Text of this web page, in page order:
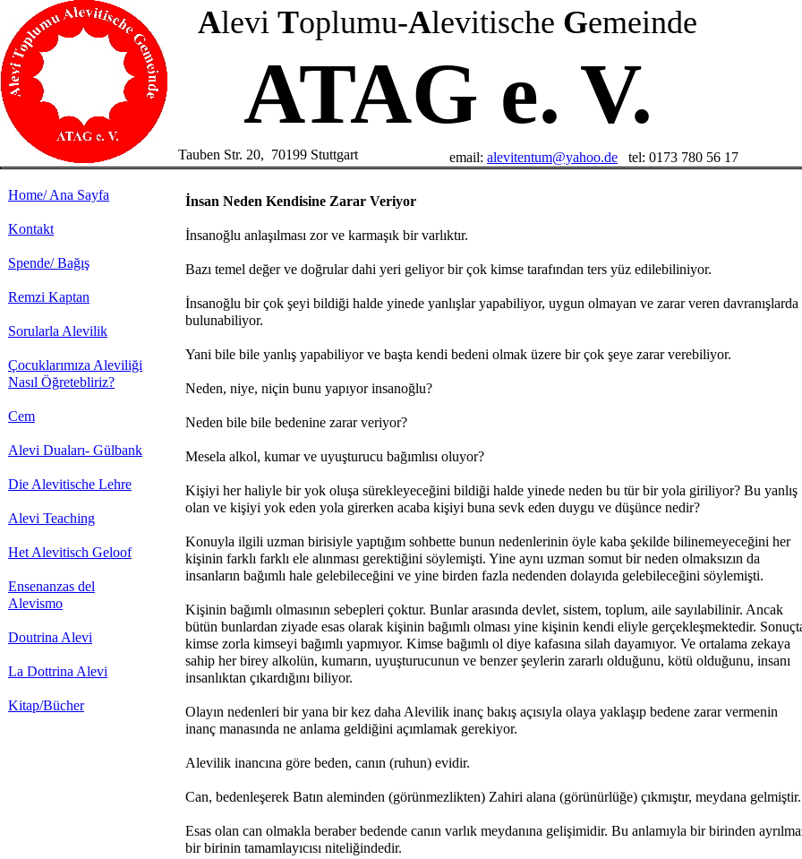
Alevi Toplumu-Alevitische Gemeinde
ATAG e. V.
Tauben Str. 20, 70199 Stuttgart email: alevitentum@yahoo.de tel: 0173 780 56 17
Home/ Ana Sayfa
Kontakt
Spende/ Bağış
Remzi Kaptan
Sorularla Alevilik
Çocuklarımıza Aleviliği
Nasıl Öğretebliriz?
Cem
Alevi Duaları- Gülbank
Die Alevitische Lehre
Alevi Teaching
Het Alevitisch Geloof
Ensenanzas del
Alevismo
Doutrina Alevi
La Dottrina Alevi
Kitap/Bücher
İnsan Neden Kendisine Zarar Veriyor
İnsanoğlu anlaşılması zor ve karmaşık bir varlıktır.
Bazı temel değer ve doğrular dahi yeri geliyor bir çok kimse tarafından ters yüz edilebiliniyor.
İnsanoğlu bir çok şeyi bildiği halde yinede yanlışlar yapabiliyor, uygun olmayan ve zarar veren davranışlarda
bulunabiliyor.
Yani bile bile yanlış yapabiliyor ve başta kendi bedeni olmak üzere bir çok şeye zarar verebiliyor.
Neden, niye, niçin bunu yapıyor insanoğlu?
Neden bile bile bedenine zarar veriyor?
Mesela alkol, kumar ve uyuşturucu bağımlısı oluyor?
Kişiyi her haliyle bir yok oluşa sürekleyeceğini bildiği halde yinede neden bu tür bir yola giriliyor? Bu yanlış
olan ve kişiyi yok eden yola girerken acaba kişiyi buna sevk eden duygu ve düşünce nedir?
Konuyla ilgili uzman birisiyle yaptığım sohbette bunun nedenlerinin öyle kaba şekilde bilinemeyeceğini her
kişinin farklı farklı ele alınması gerektiğini söylemişti. Yine aynı uzman somut bir neden olmaksızın da
insanların bağımlı hale gelebileceğini ve yine birden fazla nedenden dolayıda gelebileceğini söylemişti.
Kişinin bağımlı olmasının sebepleri çoktur. Bunlar arasında devlet, sistem, toplum, aile sayılabilinir. Ancak
bütün bunlardan ziyade esas olarak kişinin bağımlı olması yine kişinin kendi eliyle gerçekleşmektedir.
kimse zorla kimseyi bağımlı yapmıyor. Kimse bağımlı ol diye kafasına silah dayamıyor. Ve ortalama zekaya
sahip her birey alkolün, kumarın, uyuşturucunun ve benzer şeylerin zararlı olduğunu, kötü olduğunu, insanı
insanlıktan çıkardığını biliyor.
Olayın nedenleri bir yana bir kez daha Alevilik inanç bakış açısıyla olaya yaklaşıp bedene zarar vermenin
inanç manasında ne anlama geldiğini açımlamak gerekiyor.
Alevilik inancına göre beden, canın (ruhun) evidir.
Can, bedenleşerek Batın aleminden (görünmezlikten) Zahiri alana (görünürlüğe) çıkmıştır, meydana gelmiştir.
Esas olan can olmakla beraber bedende canın varlık meydanına gelişimidir. Bu anlamıyla bir birinden
bir birinin tamamlayıcısı niteliğindedir.